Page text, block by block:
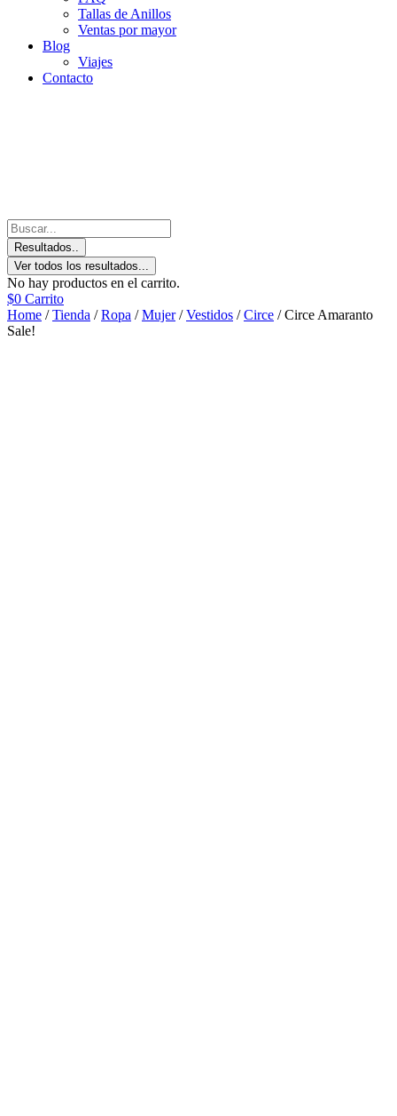
Tallas de Anillos
Ventas por mayor
Blog
Viajes
Contacto
Resultados..
Ver todos los resultados...
No hay productos en el carrito.
$0 Carrito
Home /Tienda /Ropa /Mujer/Vestidos /Circe / Circe Amaranto
Sale!